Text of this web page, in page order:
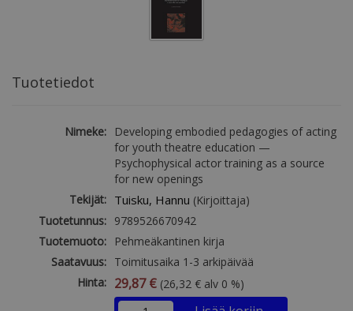
Tuotetiedot
Nimeke:
Developing embodied pedagogies of acting
for youth theatre education —
Psychophysical actor training as a source
for new openings
Tekijät: Tuisku, Hannu (Kirjoittaja)
Tuotetunnus: 9789526670942
Tuotemuoto:
Pehmeäkantinen kirja
Saatavuus: Toimitusaika 1-3 arkipäivää
Hinta: 29,87 € (26,32 € alv 0 %)